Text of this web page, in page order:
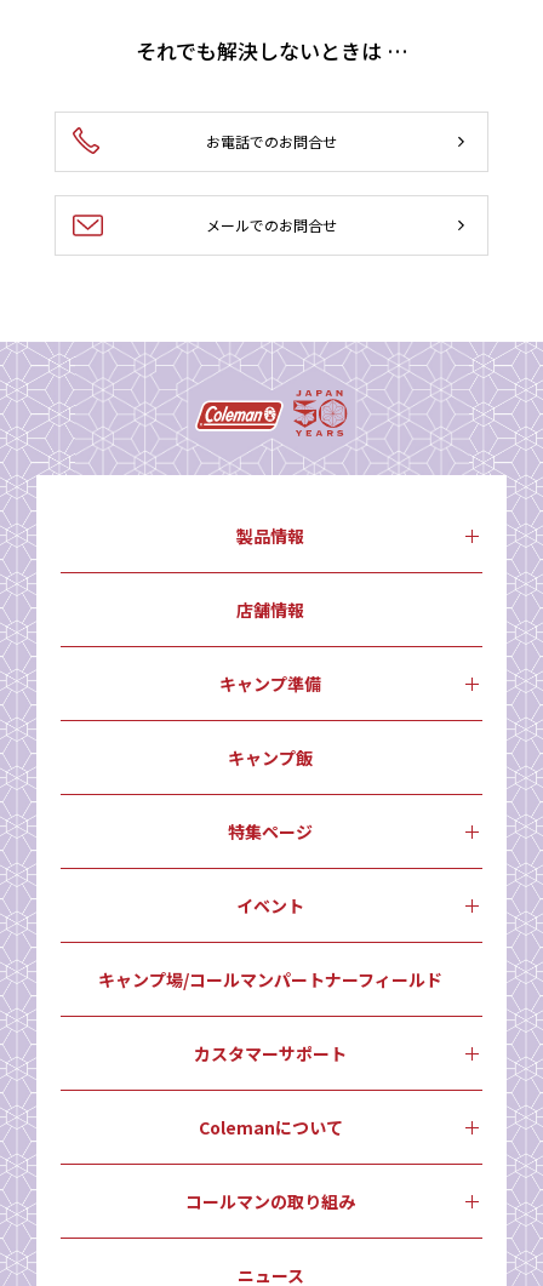
それでも解決しないときは …
お電話でのお問合せ
メールでのお問合せ
製品情報
店舗情報
キャンプ準備
キャンプ飯
特集ページ
イベント
キャンプ場/コールマンパートナーフィールド
カスタマーサポート
Colemanについて
コールマンの取り組み
ニュース